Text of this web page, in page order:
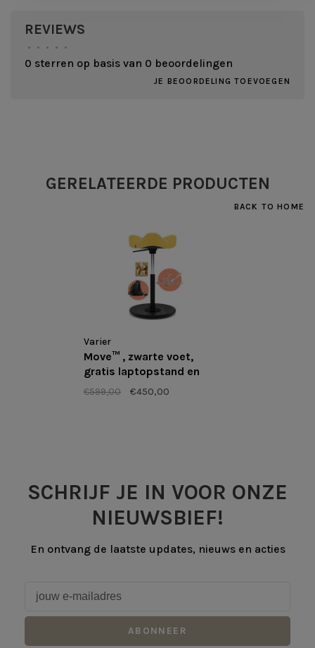
REVIEWS
• • • • •
0 sterren op basis van 0 beoordelingen
JE BEOORDELING TOEVOEGEN
GERELATEERDE PRODUCTEN
BACK TO HOME
Varier
Move™ , zwarte voet,
gratis laptopstand en
muis - vooraad
uitverkoop
€599,00 €450,00
SCHRIJF JE IN VOOR ONZE
NIEUWSBIEF!
En ontvang de laatste updates, nieuws en acties
ABONNEER